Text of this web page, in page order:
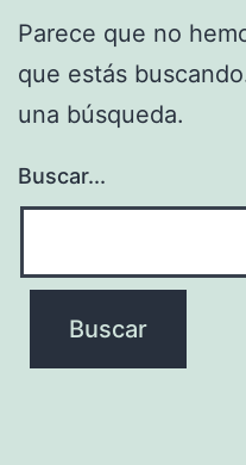
Parece que no
que estás
una búsqueda.
Buscar...